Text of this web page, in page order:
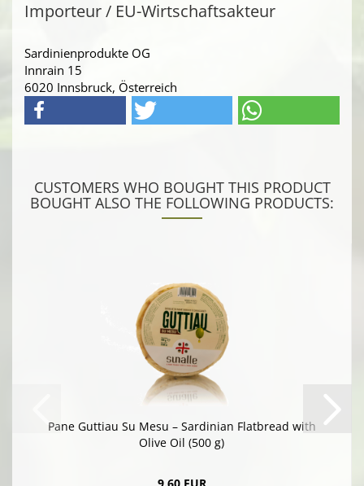
Importeur / EU-Wirtschaftsakteur
Sardinienprodukte OG
Innrain 15
6020 Innsbruck, Österreich
CUSTOMERS WHO BOUGHT THIS PRODUCT
BOUGHT ALSO THE FOLLOWING PRODUCTS:
Pane Guttiau Su Mesu – Sardinian Flatbread with
Olive Oil (500 g)